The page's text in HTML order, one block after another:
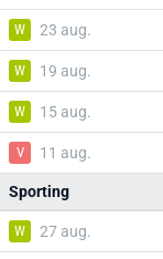
W 23 aug.
W 19 aug.
W 15 aug.
V 11 aug.
Sporting
W 27 aug.